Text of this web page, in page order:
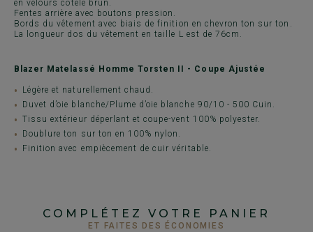
en velours côtelé brun.
Fentes arrière avec boutons pression.
Bords du vêtement avec biais de finition en chevron ton sur ton.
La longueur dos du vêtement en taille L est de 76cm.
Blazer Matelassé Homme Torsten II - Coupe Ajustée
Légère et naturellement chaud.
Duvet d’oie blanche/Plume d’oie blanche 90/10 - 500 Cuin.
Tissu extérieur déperlant et coupe-vent 100% polyester.
Doublure ton sur ton en 100% nylon.
Finition avec empiècement de cuir véritable.
COMPLÉTEZ VOTRE PANIER
ET FAITES DES ÉCONOMIES